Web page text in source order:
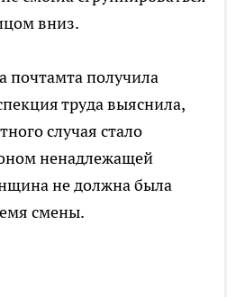
вниз.
почтамта получила
труда выяснила,
случая стало
ненадлежащей
не должна была
смены.